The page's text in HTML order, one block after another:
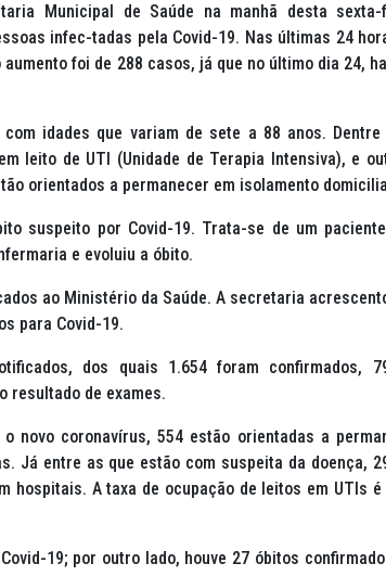
Municipal de Saúde na manhã desta
infec-tadas pela Covid-19. Nas últimas 24
foi de 288 casos, já que no último dia 24,
idades que variam de sete a 88 anos.
leito de UTI (Unidade de Terapia Intensiva), e
orientados a permanecer em isolamento
suspeito por Covid-19. Trata-se de um
e evoluiu a óbito.
ao Ministério da Saúde. A secretaria
para Covid-19.
dos quais 1.654 foram confirmados,
resultado de exames.
novo coronavírus, 554 estão orientadas a
Já entre as que estão com suspeita da doença,
hospitais. A taxa de ocupação de leitos em UTIs é
19; por outro lado, houve 27 óbitos